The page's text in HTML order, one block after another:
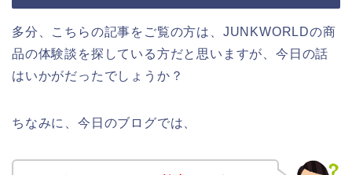
多分、こちらの記事をご覧の方は、JUNKWORLDの商
品の体験談を探している方だと思いますが、今日の話
はいかがだったでしょうか？
ちなみに、今日のブログでは、